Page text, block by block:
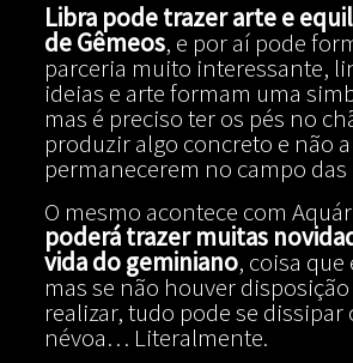
Libra pode trazer arte e
de Gêmeos, e por aí pode
parceria muito interessante,
ideias e arte formam uma
mas é preciso ter os pés no
produzir algo concreto e não
permanecerem no campo das
O mesmo acontece com
poderá trazer muitas
vida do geminiano, coisa que
mas se não houver
realizar, tudo pode se dissipar
névoa… Literalmente.